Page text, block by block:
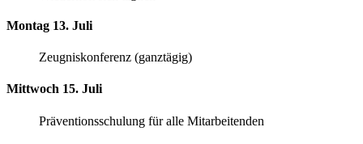
Montag 13. Juli
Zeugniskonferenz (ganztägig)
Mittwoch 15. Juli
Präventionsschulung für alle Mitarbeitenden